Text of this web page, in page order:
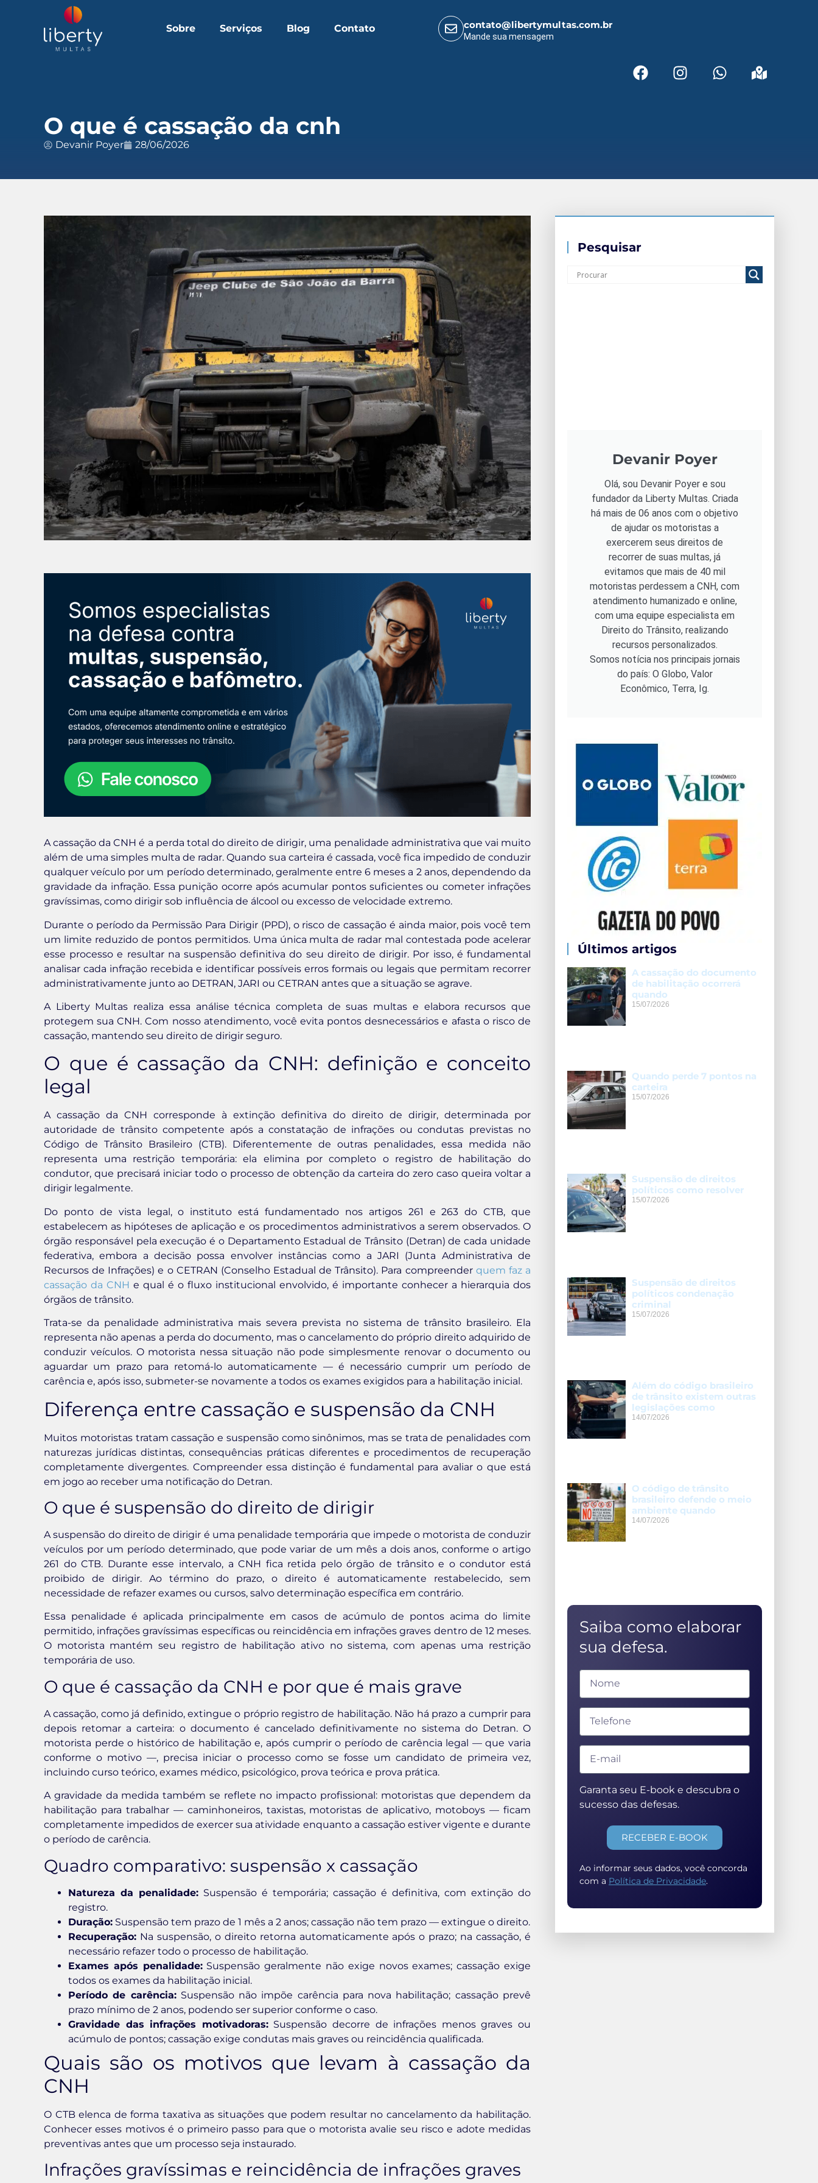
Sobre Serviços Blog Contato contato@libertymultas.com.br
Mande sua mensagem
O que é cassação da cnh
Devanir Poyer 28/06/2026
A cassação da CNH é a perda total do direito de dirigir, uma penalidade administrativa que vai muito
além de uma simples multa de radar. Quando sua carteira é cassada, você fica impedido de conduzir
qualquer veículo por um período determinado, geralmente entre 6 meses a 2 anos, dependendo da
gravidade da infração. Essa punição ocorre após acumular pontos suficientes ou cometer infrações
gravíssimas, como dirigir sob influência de álcool ou excesso de velocidade extremo.
Durante o período da Permissão Para Dirigir (PPD), o risco de cassação é ainda maior, pois você tem
um limite reduzido de pontos permitidos. Uma única multa de radar mal contestada pode acelerar
esse processo e resultar na suspensão definitiva do seu direito de dirigir. Por isso, é fundamental
analisar cada infração recebida e identificar possíveis erros formais ou legais que permitam recorrer
administrativamente junto ao DETRAN, JARI ou CETRAN antes que a situação se agrave.
A Liberty Multas realiza essa análise técnica completa de suas multas e elabora recursos que
protegem sua CNH. Com nosso atendimento, você evita pontos desnecessários e afasta o risco de
cassação, mantendo seu direito de dirigir seguro.
O que é cassação da CNH: definição e conceito
legal
A cassação da CNH corresponde à extinção definitiva do direito de dirigir, determinada por
autoridade de trânsito competente após a constatação de infrações ou condutas previstas no
Código de Trânsito Brasileiro (CTB). Diferentemente de outras penalidades, essa medida não
representa uma restrição temporária: ela elimina por completo o registro de habilitação do
condutor, que precisará iniciar todo o processo de obtenção da carteira do zero caso queira voltar a
dirigir legalmente.
Do ponto de vista legal, o instituto está fundamentado nos artigos 261 e 263 do CTB, que
estabelecem as hipóteses de aplicação e os procedimentos administrativos a serem observados. O
órgão responsável pela execução é o Departamento Estadual de Trânsito (Detran) de cada unidade
federativa, embora a decisão possa envolver instâncias como a JARI (Junta Administrativa de
Recursos de Infrações) e o CETRAN (Conselho Estadual de Trânsito). Para compreender quem faz a
cassação da CNH e qual é o fluxo institucional envolvido, é importante conhecer a hierarquia dos
órgãos de trânsito.
Trata-se da penalidade administrativa mais severa prevista no sistema de trânsito brasileiro. Ela
representa não apenas a perda do documento, mas o cancelamento do próprio direito adquirido de
conduzir veículos. O motorista nessa situação não pode simplesmente renovar o documento ou
aguardar um prazo para retomá-lo automaticamente — é necessário cumprir um período de
carência e, após isso, submeter-se novamente a todos os exames exigidos para a habilitação inicial.
Diferença entre cassação e suspensão da CNH
Muitos motoristas tratam cassação e suspensão como sinônimos, mas se trata de penalidades com
naturezas jurídicas distintas, consequências práticas diferentes e procedimentos de recuperação
completamente divergentes. Compreender essa distinção é fundamental para avaliar o que está
em jogo ao receber uma notificação do Detran.
O que é suspensão do direito de dirigir
A suspensão do direito de dirigir é uma penalidade temporária que impede o motorista de conduzir
veículos por um período determinado, que pode variar de um mês a dois anos, conforme o artigo
261 do CTB. Durante esse intervalo, a CNH fica retida pelo órgão de trânsito e o condutor está
proibido de dirigir. Ao término do prazo, o direito é automaticamente restabelecido, sem
necessidade de refazer exames ou cursos, salvo determinação específica em contrário.
Essa penalidade é aplicada principalmente em casos de acúmulo de pontos acima do limite
permitido, infrações gravíssimas específicas ou reincidência em infrações graves dentro de 12 meses.
O motorista mantém seu registro de habilitação ativo no sistema, com apenas uma restrição
temporária de uso.
O que é cassação da CNH e por que é mais grave
A cassação, como já definido, extingue o próprio registro de habilitação. Não há prazo a cumprir para
depois retomar a carteira: o documento é cancelado definitivamente no sistema do Detran. O
motorista perde o histórico de habilitação e, após cumprir o período de carência legal — que varia
conforme o motivo —, precisa iniciar o processo como se fosse um candidato de primeira vez,
incluindo curso teórico, exames médico, psicológico, prova teórica e prova prática.
A gravidade da medida também se reflete no impacto profissional: motoristas que dependem da
habilitação para trabalhar — caminhoneiros, taxistas, motoristas de aplicativo, motoboys — ficam
completamente impedidos de exercer sua atividade enquanto a cassação estiver vigente e durante
o período de carência.
Quadro comparativo: suspensão x cassação
Natureza da penalidade: Suspensão é temporária; cassação é definitiva, com extinção do
registro.
Duração: Suspensão tem prazo de 1 mês a 2 anos; cassação não tem prazo — extingue o direito.
Recuperação: Na suspensão, o direito retorna automaticamente após o prazo; na cassação, é
necessário refazer todo o processo de habilitação.
Exames após penalidade:Suspensão geralmente não exige novos exames; cassação exige
todos os exames da habilitação inicial.
Período de carência:Suspensão não impõe carência para nova habilitação; cassação prevê
prazo mínimo de 2 anos, podendo ser superior conforme o caso.
Gravidade das infrações motivadoras:Suspensão decorre de infrações menos graves ou
acúmulo de pontos; cassação exige condutas mais graves ou reincidência qualificada.
Quais são os motivos que levam à cassação da
CNH
O CTB elenca de forma taxativa as situações que podem resultar no cancelamento da habilitação.
Conhecer esses motivos é o primeiro passo para que o motorista avalie seu risco e adote medidas
preventivas antes que um processo seja instaurado.
Infrações gravíssimas e reincidência de infrações graves
Pesquisar
Devanir Poyer
Olá, sou Devanir Poyer e sou
fundador da Liberty Multas. Criada
há mais de 06 anos com o objetivo
de ajudar os motoristas a
exercerem seus direitos de
recorrer de suas multas, já
evitamos que mais de 40 mil
motoristas perdessem a CNH, com
atendimento humanizado e online,
com uma equipe especialista em
Direito do Trânsito, realizando
recursos personalizados.
Somos notícia nos principais jornais
do país: O Globo, Valor
Econômico, Terra, Ig.
Últimos artigos
A cassação do documento
de habilitação ocorrerá
quando
15/07/2026
Quando perde 7 pontos na
carteira
15/07/2026
Suspensão de direitos
políticos como resolver
15/07/2026
Suspensão de direitos
políticos condenação
criminal
15/07/2026
Além do código brasileiro
de trânsito existem outras
legislações como
14/07/2026
O código de trânsito
brasileiro defende o meio
ambiente quando
14/07/2026
Saiba como elaborar
sua defesa.
Garanta seu E-book e descubra o
sucesso das defesas.
RECEBER E-BOOK
Ao informar seus dados, você concorda
com a Política de Privacidade.